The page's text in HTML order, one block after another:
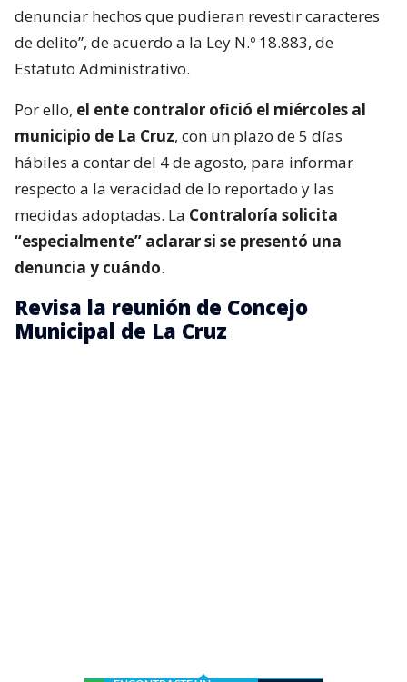
denunciar hechos que pudieran revestir caracteres
de delito”, de acuerdo a la Ley N.º 18.883, de
Estatuto Administrativo.
Por ello, el ente contralor ofició el miércoles al
municipio de La Cruz, con un plazo de 5 días
hábiles a contar del 4 de agosto, para informar
respecto a la veracidad de lo reportado y las
medidas adoptadas. La Contraloría solicita
“especialmente” aclarar si se presentó una
denuncia y cuándo.
Revisa la reunión de Concejo
Municipal de La Cruz